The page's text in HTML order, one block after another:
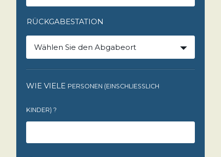
RÜCKGABESTATION
Wählen Sie den Abgabeort
WIE VIELE PERSONEN (EINSCHLIESSLICH K
INDER) ?